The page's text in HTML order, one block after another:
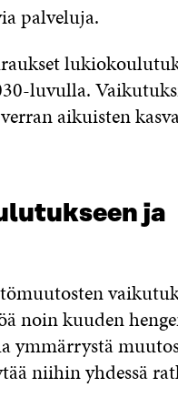
palveluja.
luvulla.
aikuisten
ja
noin kuuden
ymmärrystä
niihin yhdessä